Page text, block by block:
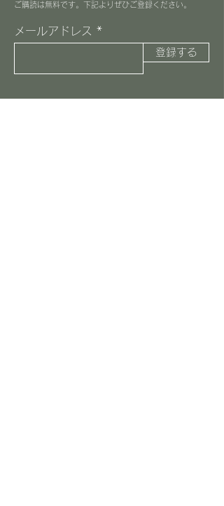
​ご購読は無料です。下記よりぜひご登録ください。
メールアドレス
登録する